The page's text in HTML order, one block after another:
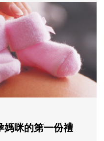
媽咪的第一份禮